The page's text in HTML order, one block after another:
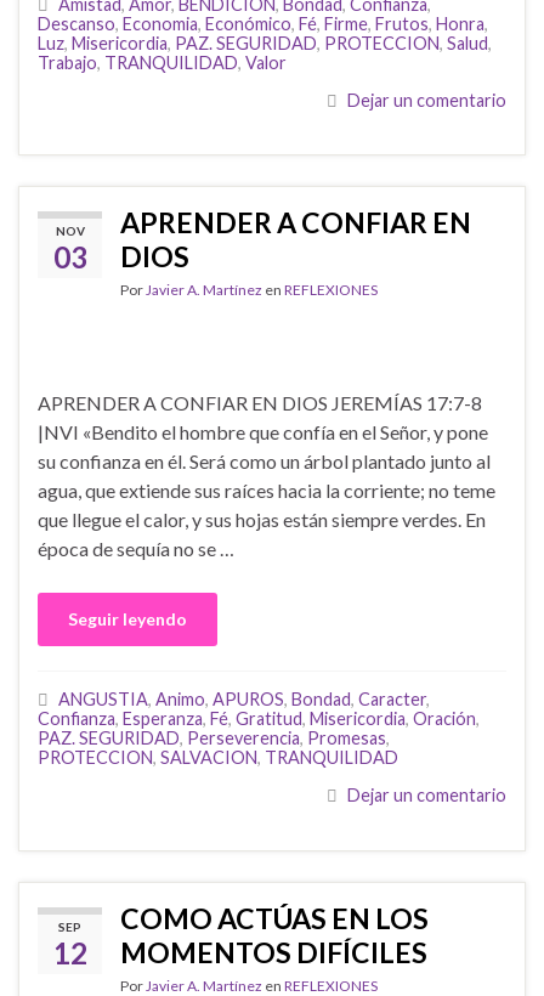
Descanso, Economia, Económico, Fé, Firme, Frutos, Honra,
Luz, Misericordia, PAZ. SEGURIDAD, PROTECCION, Salud,
Trabajo, TRANQUILIDAD, Valor
Dejar un comentario
NOV
03
APRENDER A CONFIAR EN
DIOS
PorJavier A. Martínez en REFLEXIONES
APRENDER A CONFIAR EN DIOS JEREMÍAS 17:7-8
|NVI «Bendito el hombre que confía en el Señor, y pone
su confianza en él. Será como un árbol plantado junto al
agua, que extiende sus raíces hacia la corriente; no teme
que llegue el calor, y sus hojas están siempre verdes. En
época de sequía no se …
Seguir leyendo
ANGUSTIA, Animo, APUROS, Bondad, Caracter,
Confianza, Esperanza, Fé, Gratitud, Misericordia, Oración,
PAZ. SEGURIDAD, Perseverencia, Promesas,
PROTECCION, SALVACION, TRANQUILIDAD
Dejar un comentario
SEP
12
COMO ACTÚAS EN LOS
MOMENTOS DIFÍCILES
Por Javier A. Martínez en REFLEXIONES